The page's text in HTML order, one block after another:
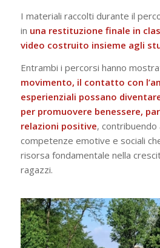
I materiali raccolti durante il
in una restituzione finale in
video costruito insieme agli
Entrambi i percorsi hanno
movimento, il contatto con
esperienziali possano
per promuovere benessere,
relazioni positive,
competenze emotive e sociali
risorsa fondamentale nella
ragazzi.